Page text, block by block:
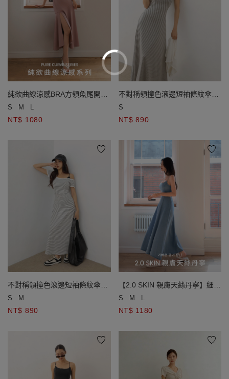
純欲曲線涼感BRA方領魚尾開衩
長洋裝
S M L
NT$ 1080
不對稱領撞色滾邊短袖條紋傘擺
長洋裝( 附胸墊)
S
NT$ 890
不對稱領撞色滾邊短袖條紋傘擺
長洋裝( 附胸墊)
S M
NT$ 890
【2.0 SKIN 親膚天絲丹寧】細肩
帶收腰長洋裝
S M L
NT$ 1180